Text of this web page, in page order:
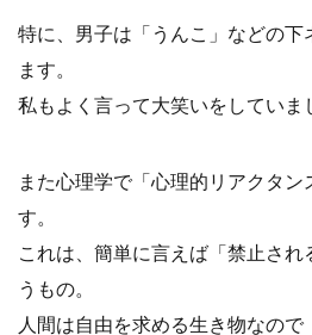
特に、男子は「うんこ」などの下
ます。
私もよく言って大笑いをしていま
また心理学で「心理的リアクタン
す。
これは、簡単に言えば「禁止され
うもの。
人間は自由を求める生き物なので